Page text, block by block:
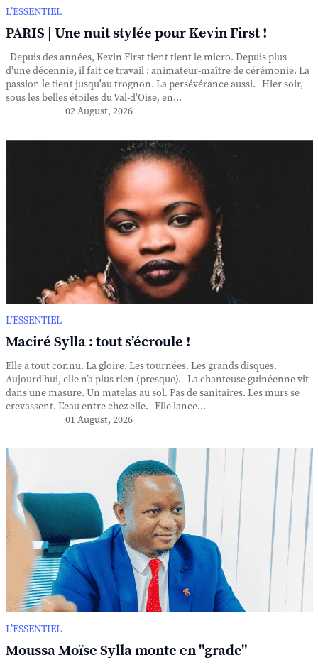
L’ESSENTIEL
PARIS | Une nuit stylée pour Kevin First !
Depuis des années, Kevin First tient tient le micro. Depuis plus
d'une décennie, il fait ce travail : animateur-maître de cérémonie. La
passion le tient jusqu'au trognon. La persévérance aussi. Hier soir,
sous les belles étoiles du Val-d'Oise, en...
02 August, 2026
L’ESSENTIEL
Maciré Sylla : tout s’écroule !
Elle a tout connu. La gloire. Les tournées. Les grands disques.
Aujourd’hui, elle n’a plus rien (presque). La chanteuse guinéenne vit
dans une masure. Un matelas au sol. Pas de sanitaires. Les murs se
crevassent. L'eau entre chez elle. Elle lance...
01 August, 2026
L’ESSENTIEL
Moussa Moïse Sylla monte en "grade"